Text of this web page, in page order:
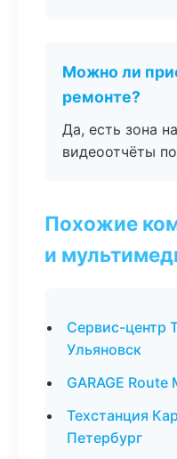
Можно ли
ремонте?
Да, есть зона
видеоотчёты
Похожие
и
Сервис-центр
Ульяновск
GARAGE
Техстанция
Петербург